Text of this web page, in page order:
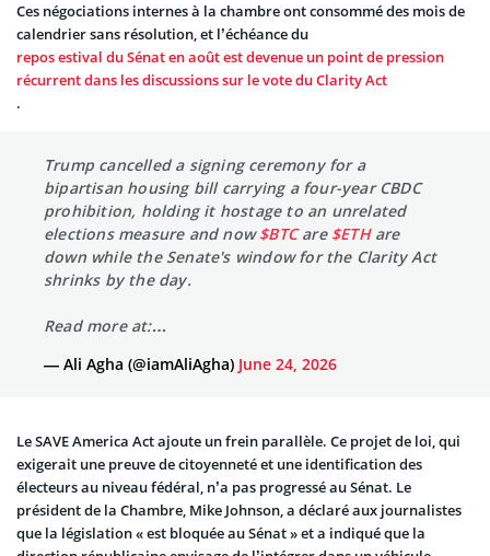
Ces négociations internes à la chambre ont consommé des mois de
calendrier sans résolution, et l’échéance du
repos estival du Sénat en août est devenue un point de pression
récurrent dans les discussions sur le vote du Clarity Act
.
Trump cancelled a signing ceremony for a
bipartisan housing bill carrying a four-year CBDC
prohibition, holding it hostage to an unrelated
elections measure and now$BTCare $ETHare
down while the Senate's window for the Clarity Act
shrinks by the day.
Read more at:…
— Ali Agha (@iamAliAgha) June 24, 2026
Le SAVE America Act ajoute un frein parallèle. Ce projet de loi, qui
exigerait une preuve de citoyenneté et une identification des
électeurs au niveau fédéral, n’a pas progressé au Sénat. Le
président de la Chambre, Mike Johnson, a déclaré aux journalistes
que la législation « est bloquée au Sénat » et a indiqué que la